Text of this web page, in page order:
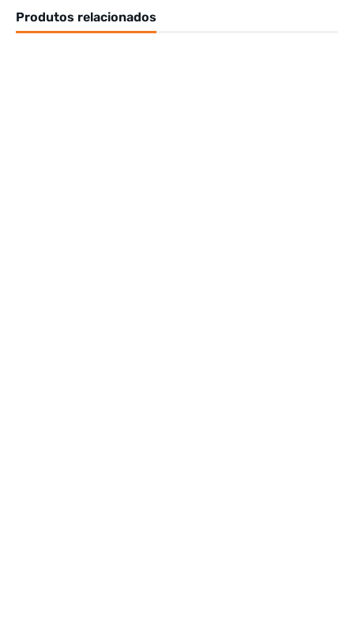
Produtos relacionados